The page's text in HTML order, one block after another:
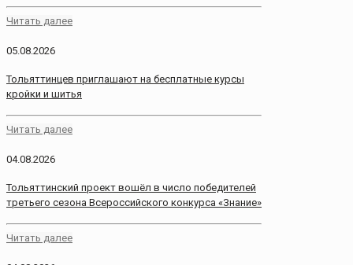
Читать далее
05.08.2026
Тольяттинцев приглашают на бесплатные курсы
кройки и шитья
Читать далее
04.08.2026
Тольяттинский проект вошёл в число победителей
третьего сезона Всероссийского конкурса «Знание»
Читать далее